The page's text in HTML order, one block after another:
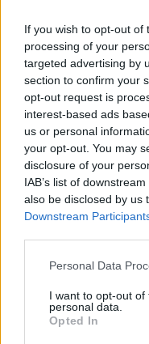
If you wish to opt-out of
processing of your
targeted advertising by
section to confirm your
opt-out request is
interest-based ads
us or personal
your opt-out. You may
disclosure of your
IAB’s list of
also be disclosed by us
Downstream
Personal Data
I want to opt-out
personal data.
Opted In
Acțiunea
PDF (Lazarus)
PUSL (D.
PNȚCD (Pavelescu)
PNCR (Terheș)
Partidul Patrioților
FAR (Coarnă)
România pe
Altul